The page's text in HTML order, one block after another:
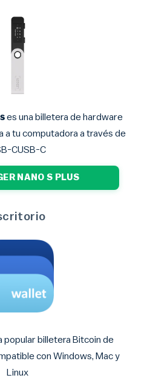
es una billetera de hardware
a tu computadora a través de
CUSB-C
NANO S PLUS
popular billetera Bitcoin de
con Windows, Mac y
Linux